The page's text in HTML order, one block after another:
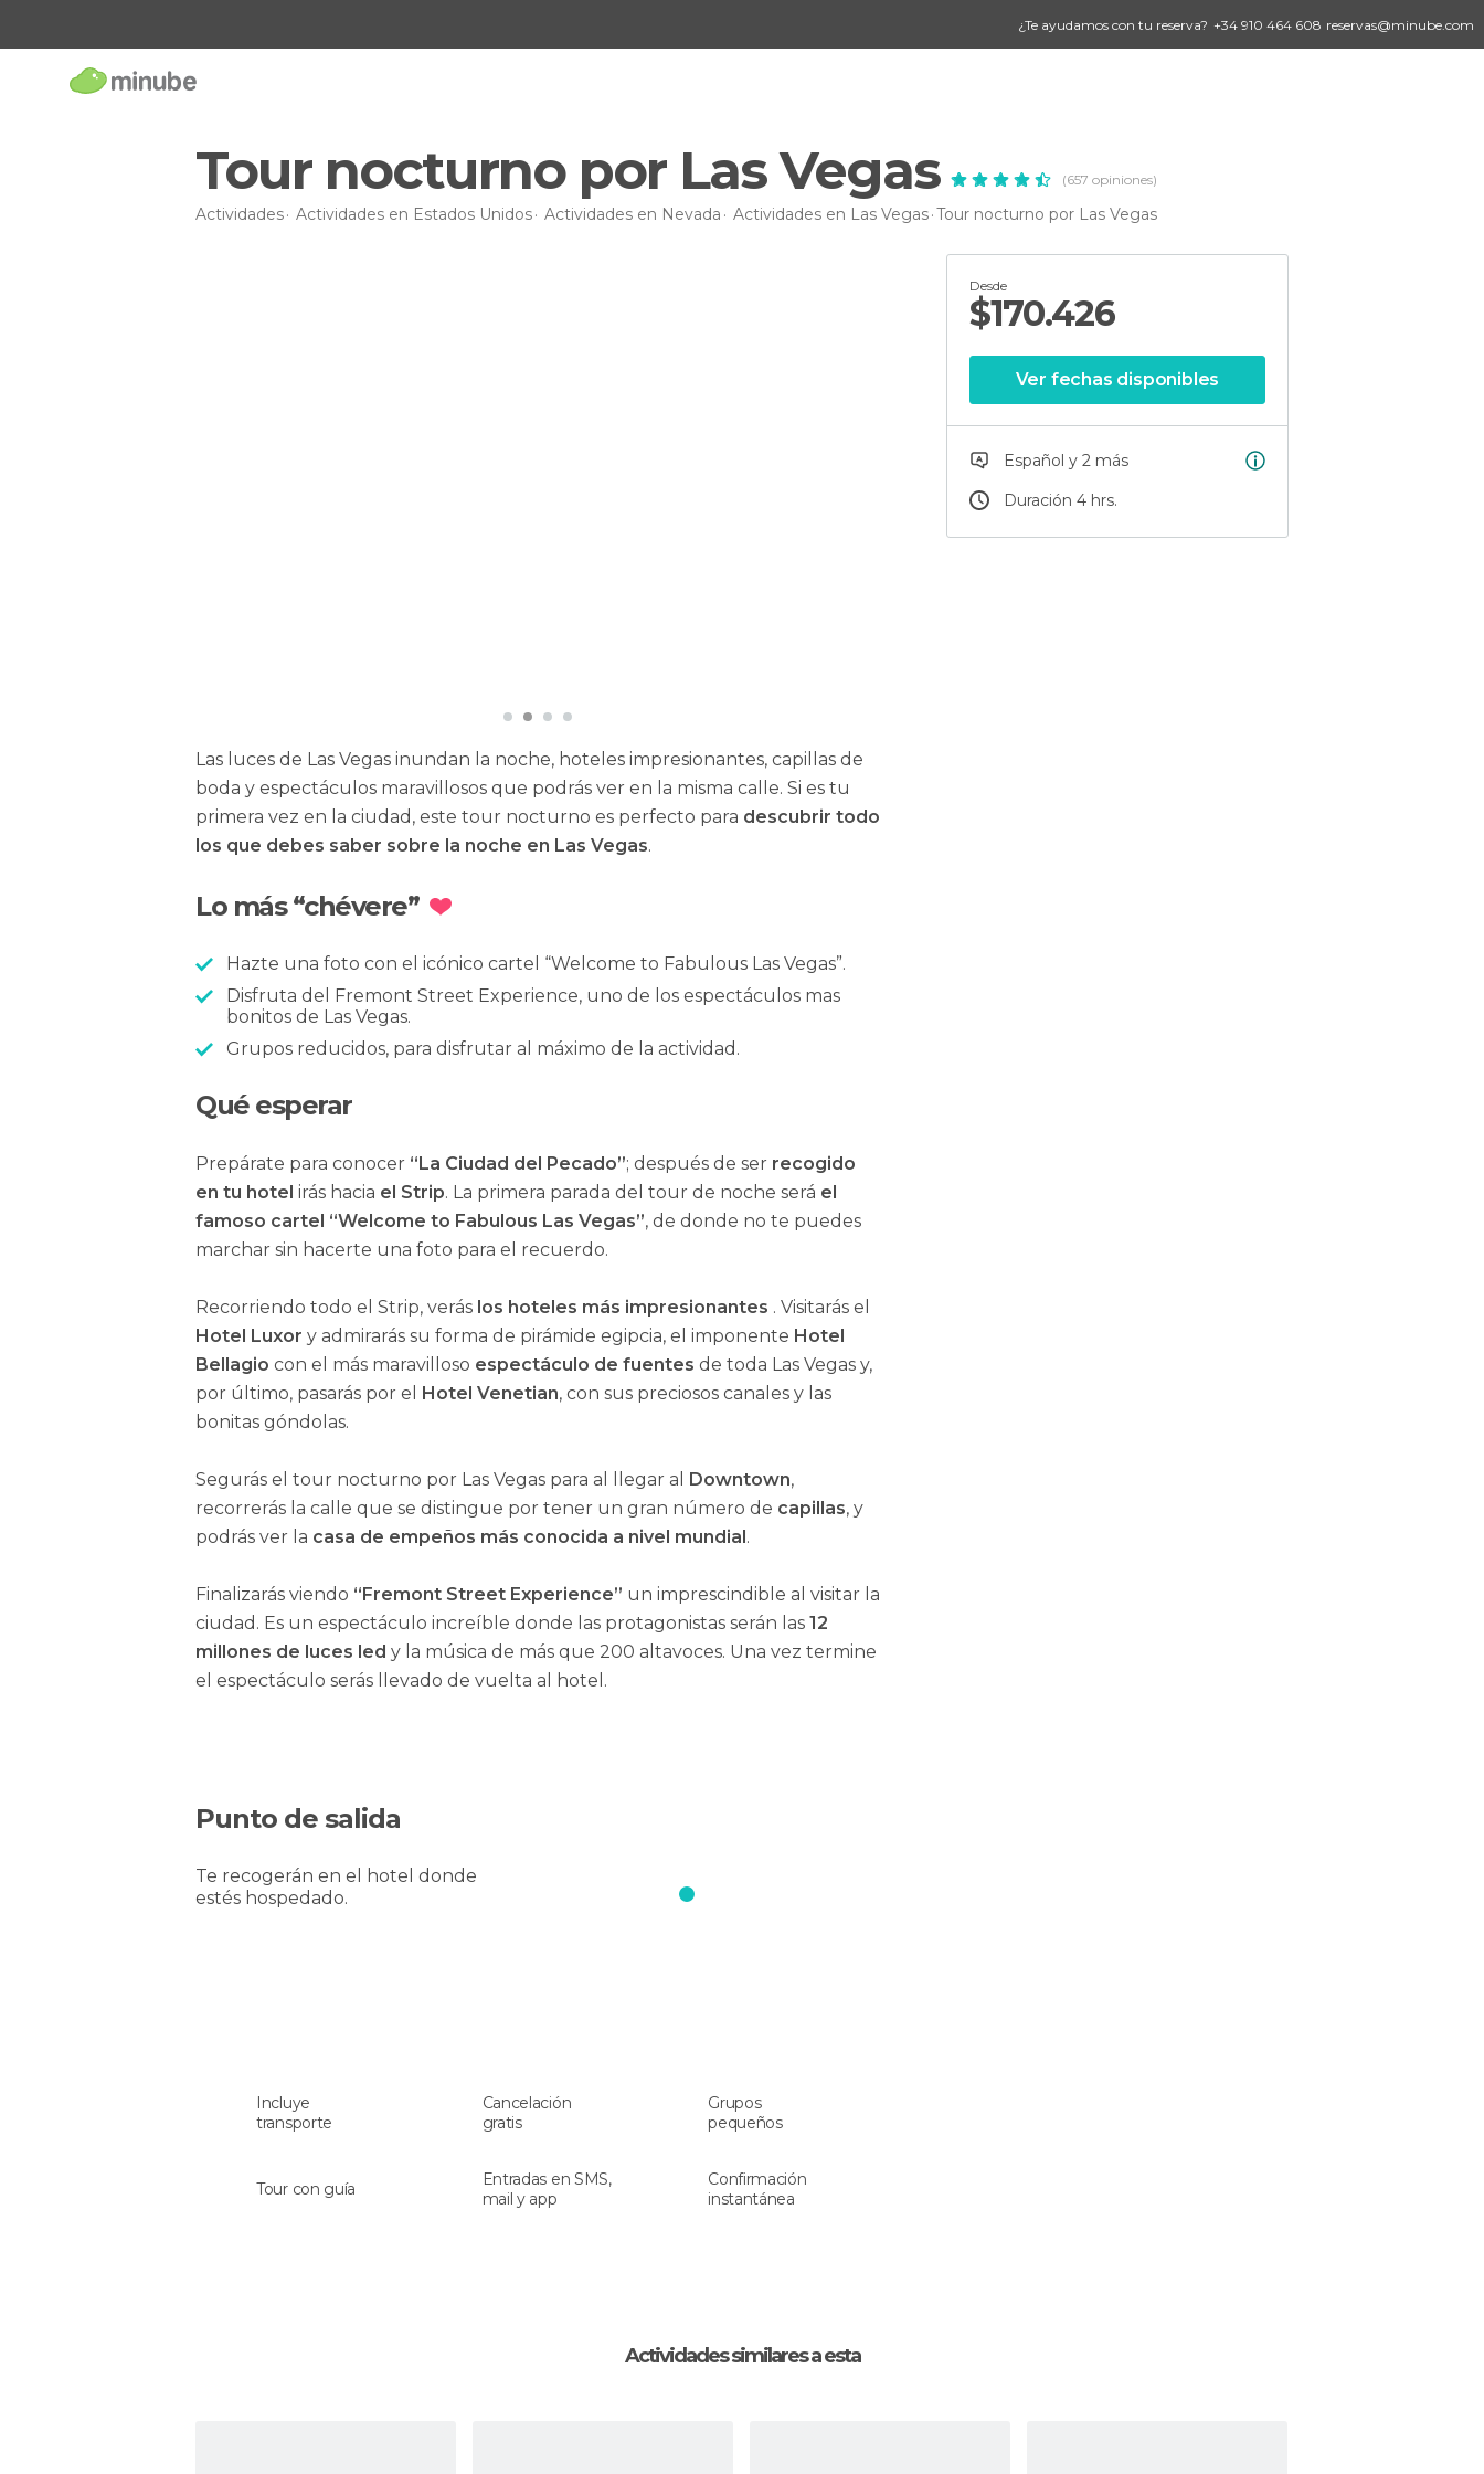
¿Te ayudamos con tu reserva? +34 910 464 608 reservas@minube.com
Tour nocturno por Las Vegas (657 opiniones)
Actividades Actividades en Estados Unidos Actividades en Nevada Actividades en Las Vegas Tour nocturno por Las Vegas
Desde
$170.426
Ver fechas disponibles
Español y 2 más
Duración 4 hrs.
Las luces de Las Vegas inundan la noche, hoteles impresionantes, capillas de
boda y espectáculos maravillosos que podrás ver en la misma calle. Si es tu
primera vez en la ciudad, este tour nocturno es perfecto para descubrir todo
los que debes saber sobre la noche en Las Vegas.
Lo más “chévere”
Hazte una foto con el icónico cartel “Welcome to Fabulous Las Vegas”.
Disfruta del Fremont Street Experience, uno de los espectáculos mas
bonitos de Las Vegas.
Grupos reducidos, para disfrutar al máximo de la actividad.
Qué esperar
Prepárate para conocer “La Ciudad del Pecado”; después de ser recogido
en tu hotel irás hacia el Strip. La primera parada del tour de noche será el
famoso cartel “Welcome to Fabulous Las Vegas”, de donde no te puedes
marchar sin hacerte una foto para el recuerdo.
Recorriendo todo el Strip, verás los hoteles más impresionantes . Visitarás el
Hotel Luxor y admirarás su forma de pirámide egipcia, el imponente Hotel
Bellagio con el más maravilloso espectáculo de fuentes de toda Las Vegas y,
por último, pasarás por el Hotel Venetian, con sus preciosos canales y las
bonitas góndolas.
Segurás el tour nocturno por Las Vegas para al llegar al Downtown,
recorrerás la calle que se distingue por tener un gran número de capillas, y
podrás ver la casa de empeños más conocida a nivel mundial.
Finalizarás viendo “Fremont Street Experience” un imprescindible al visitar la
ciudad. Es un espectáculo increíble donde las protagonistas serán las 12
millones de luces led y la música de más que 200 altavoces. Una vez termine
el espectáculo serás llevado de vuelta al hotel.
Punto de salida
Te recogerán en el hotel donde
estés hospedado.
Incluye
transporte
Cancelación
gratis
Grupos
pequeños
Tour con guía
Entradas en SMS,
mail y app
Confirmación
instantánea
Actividades similares a esta